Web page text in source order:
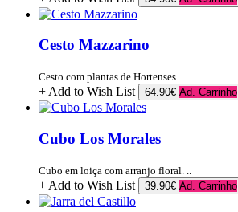
Cesto Mazzarino
Cesto com plantas de Hortenses. ..
+ Add to Wish List 64.90€ Ad. Carrinho
Cubo Los Morales
Cubo em loiça com arranjo floral. ..
+ Add to Wish List 39.90€ Ad. Carrinho